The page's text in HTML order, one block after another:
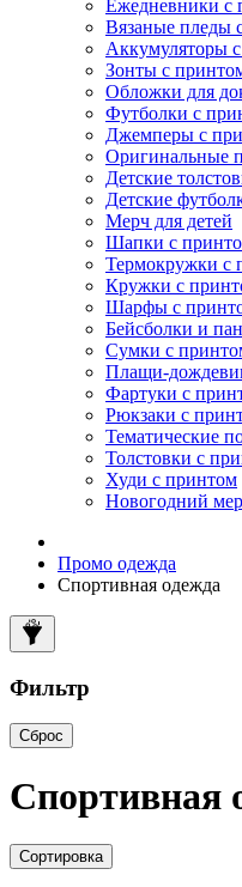
Ежедневники с
Вязаные пледы
Аккумуляторы
Зонты с
Обложки для
Футболки с
Джемперы с
Оригинальные
Детские
Детские
Мерч для детей
Шапки с
Термокружки с
Кружки с
Шарфы с
Бейсболки и
Сумки с
Плащи-
Фартуки с
Рюкзаки с
Тематические
Толстовки с
Худи с принтом
Новогодний
Промо одежда
Спортивная одежда
Фильтр
Сброс
Спортивная
Сортировка